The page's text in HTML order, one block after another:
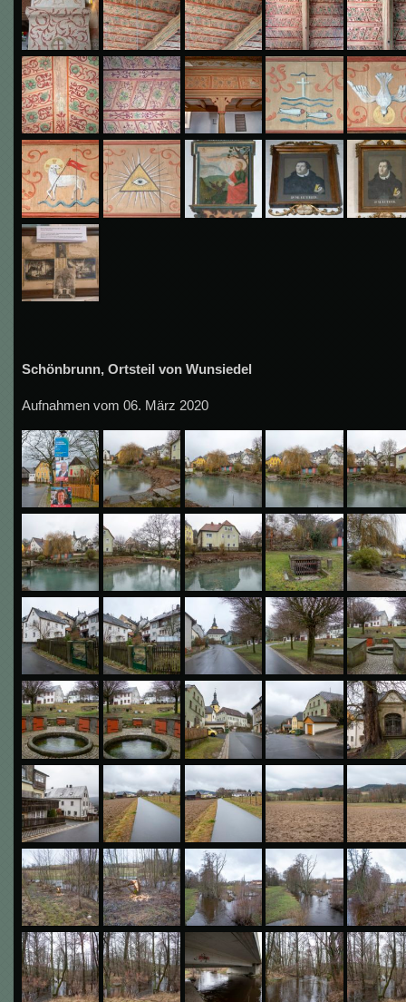
Schönbrunn, Ortsteil von Wunsiedel
Aufnahmen vom 06. März 2020